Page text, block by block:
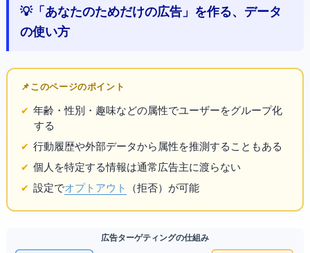
💡 「あなたのためだけの広告」を作る、データ
の使い方
📌 このページのポイント
年齢・性別・趣味などの属性でユーザーをグループ化
する
行動履歴や外部データから属性を推測することもある
個人を特定する情報は通常広告主に渡らない
設定でオプトアウト （拒否）が可能
広告ターゲティングの仕組み